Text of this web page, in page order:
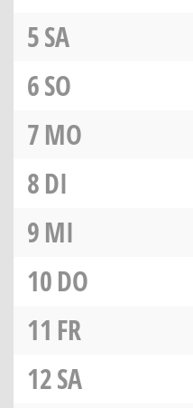
5SA
6SO
7MO
8DI
9MI
10DO
11 FR
12SA